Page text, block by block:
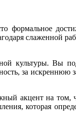
формальное
слаженной
культуры. Вы
за искреннюю
акцент на том,
которая